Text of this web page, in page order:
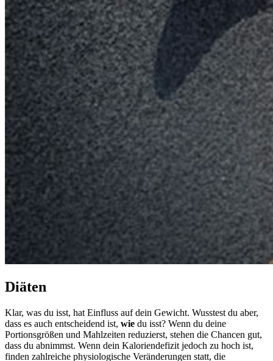
Diäten
Klar, was du isst, hat Einfluss auf dein Gewicht. Wusstest du aber,
dass es auch entscheidend ist, wie du isst? Wenn du deine
Portionsgrößen und Mahlzeiten reduzierst, stehen die Chancen gut,
dass du abnimmst. Wenn dein Kaloriendefizit jedoch zu hoch ist,
finden zahlreiche physiologische Veränderungen statt, die